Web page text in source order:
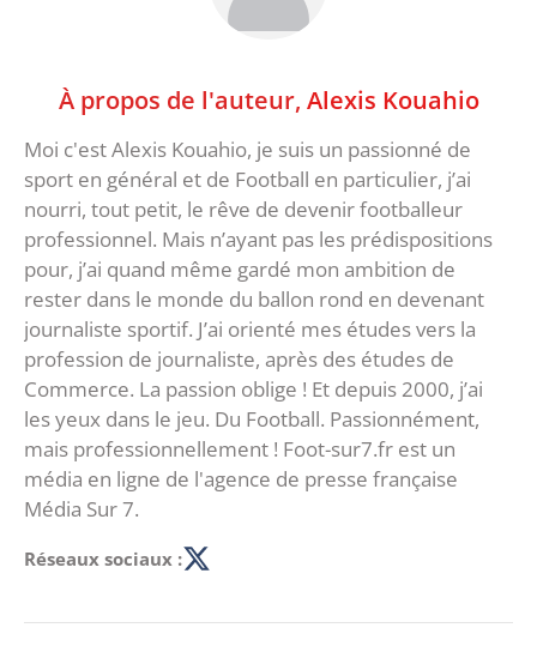
À propos de l'auteur, Alexis Kouahio
Moi c'est Alexis Kouahio, je suis un passionné de
sport en général et de Football en particulier, j’ai
nourri, tout petit, le rêve de devenir footballeur
professionnel. Mais n’ayant pas les prédispositions
pour, j’ai quand même gardé mon ambition de
rester dans le monde du ballon rond en devenant
journaliste sportif. J’ai orienté mes études vers la
profession de journaliste, après des études de
Commerce. La passion oblige ! Et depuis 2000, j’ai
les yeux dans le jeu. Du Football. Passionnément,
mais professionnellement ! Foot-sur7.fr est un
média en ligne de l'agence de presse française
Média Sur 7.
Réseaux sociaux :